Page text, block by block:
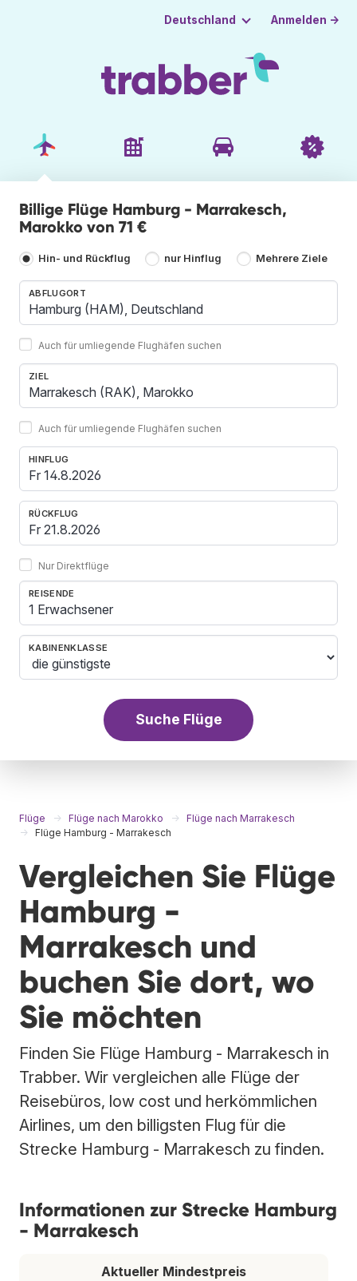
Deutschland Anmelden →
Billige Flüge Hamburg - Marrakesch,
Marokko von 71 €
Hin- und Rückflug nur Hinflug Mehrere Ziele
ABFLUGORT
Auch für umliegende Flughäfen suchen
ZIEL
Auch für umliegende Flughäfen suchen
HINFLUG
RÜCKFLUG
Nur Direktflüge
REISENDE
1 Erwachsener
KABINENKLASSE
Suche Flüge
Flüge Flüge nach Marokko
Flüge nach Marrakesch
Flüge Hamburg - Marrakesch
Vergleichen Sie Flüge
Hamburg -
Marrakesch und
buchen Sie dort, wo
Sie möchten
Finden Sie Flüge Hamburg - Marrakesch in
Trabber. Wir vergleichen alle Flüge der
Reisebüros, low cost und herkömmlichen
Airlines, um den billigsten Flug für die
Strecke Hamburg - Marrakesch zu finden.
Informationen zur Strecke Hamburg
- Marrakesch
Aktueller Mindestpreis